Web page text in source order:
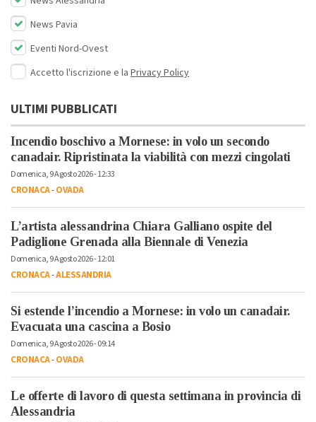
News Pavia
Eventi Nord-Ovest
Accetto l'iscrizione e la Privacy Policy
ULTIMI PUBBLICATI
Incendio boschivo a Mornese: in volo un secondo
canadair. Ripristinata la viabilità con mezzi cingolati
Domenica, 9 Agosto 2026 - 12:33
CRONACA-OVADA
L’artista alessandrina Chiara Galliano ospite del
Padiglione Grenada alla Biennale di Venezia
Domenica, 9 Agosto 2026 - 12:01
CRONACA-ALESSANDRIA
Si estende l’incendio a Mornese: in volo un canadair.
Evacuata una cascina a Bosio
Domenica, 9 Agosto 2026 - 09:14
CRONACA-OVADA
Le offerte di lavoro di questa settimana in provincia di
Alessandria